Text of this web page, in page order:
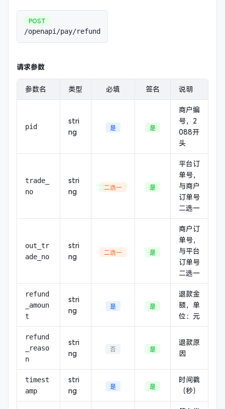
POST
/openapi/pay/refund
请求参数
参数名 类型 必填 签名 说明
pid
stri
ng
是 是
商户编
号，2
088开
头
trade_
no
stri
ng
二选一 是
平台订
单号，
与商户
订单号
二选一
out_tr
ade_no
stri
ng
二选一 是
商户订
单号，
与平台
订单号
二选一
refund
_amoun
t
stri
ng
是 是
退款金
额，单
位：元
refund
_reaso
n
stri
ng
否 是
退款原
因
timest
amp
stri
ng
是 是
时间戳
（秒）